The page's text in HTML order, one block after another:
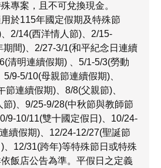
專案，且不可兌換現金。
於115年國定假期及特殊節
2/14(西洋情人節)、2/15-
期間)、2/27-3/1(和平紀念日連續
清明連續假期) 、5/1-5/3(勞動
9-5/10(母親節連續假期)、
節連續假期)、8/8(父親節)、
節)、9/25-9/28(中秋節與教師節
9-10/11(雙十國定假日)、10/24-
續假期)、12/24-12/27(聖誕節
、12/31(跨年)等特殊節日或特殊
飯店公告為準。平假日之定義